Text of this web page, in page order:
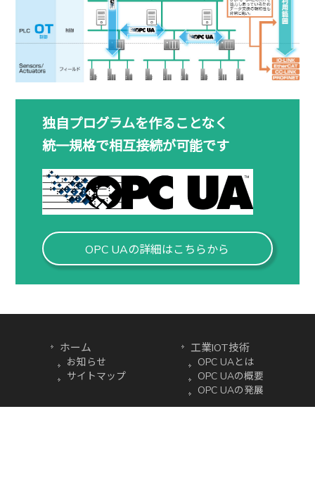
独自プログラムを作ることなく
統一規格で相互接続が可能です
OPC UAの詳細はこちらから
ホーム
お知らせ
サイトマップ
工業IOT技術
OPC UAとは
OPC UAの概要
OPC UAの発展